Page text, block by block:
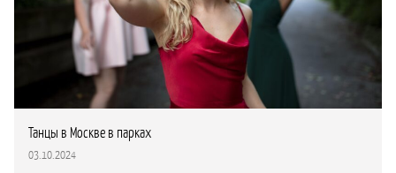
Танцы в Москве в парках
03.10.2024